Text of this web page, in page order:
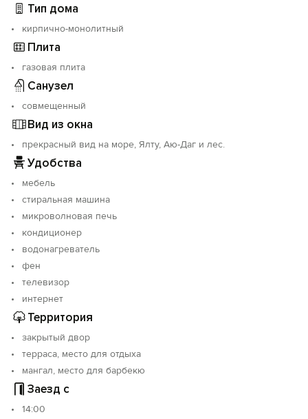
Тип дома
кирпично-монолитный
Плита
газовая плита
Санузел
совмещенный
Вид из окна
прекрасный вид на море, Ялту, Аю-Даг и лес.
Удобства
мебель
стиральная машина
микроволновая печь
кондиционер
водонагреватель
фен
телевизор
интернет
Территория
закрытый двор
терраса, место для отдыха
мангал, место для барбекю
Заезд с
14:00